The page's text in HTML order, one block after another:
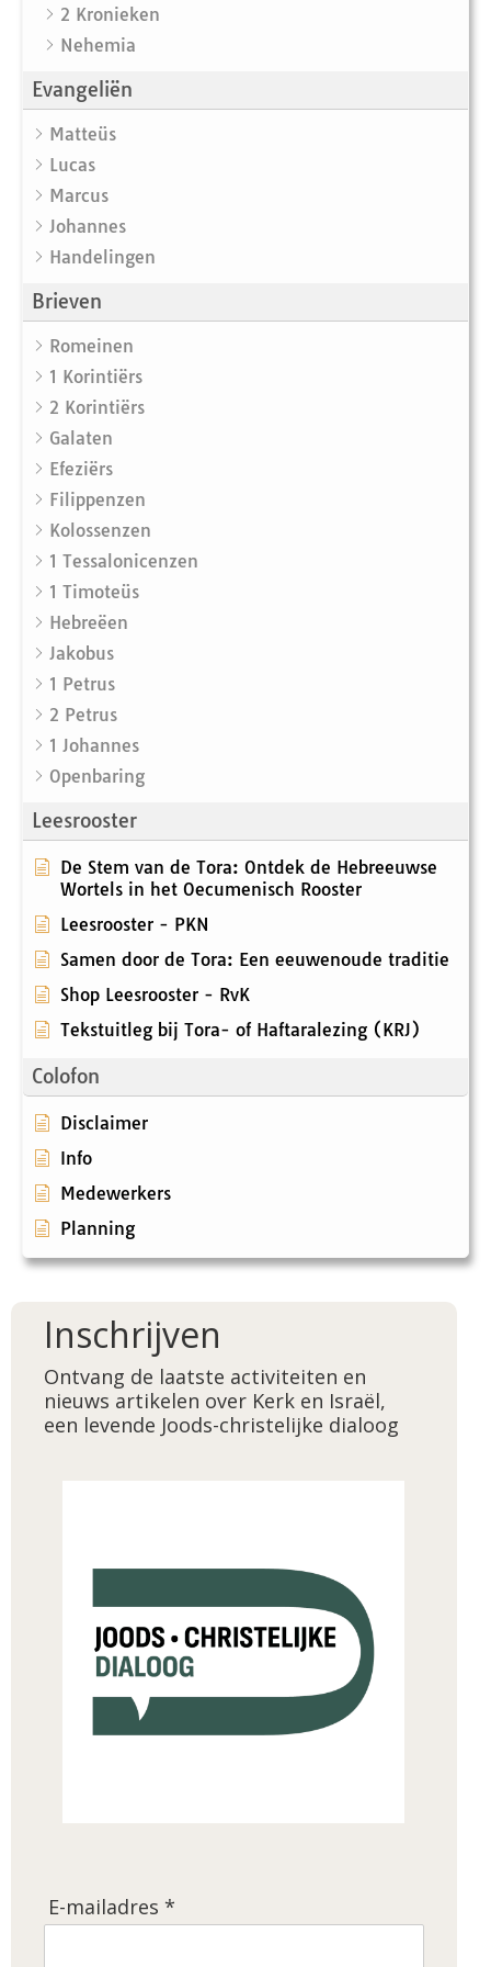
2 Kronieken
Nehemia
Evangeliën
Matteüs
Lucas
Marcus
Johannes
Handelingen
Brieven
Romeinen
1 Korintiërs
2 Korintiërs
Galaten
Efeziërs
Filippenzen
Kolossenzen
1 Tessalonicenzen
1 Timoteüs
Hebreëen
Jakobus
1 Petrus
2 Petrus
1 Johannes
Openbaring
Leesrooster
De Stem van de Tora: Ontdek de Hebreeuwse
Wortels in het Oecumenisch Rooster
Leesrooster - PKN
Samen door de Tora: Een eeuwenoude traditie
Shop Leesrooster - RvK
Tekstuitleg bij Tora- of Haftaralezing (KRJ)
Colofon
Disclaimer
Info
Medewerkers
Planning
Inschrijven
Ontvang de laatste activiteiten en
nieuws artikelen over Kerk en Israël,
een levende Joods-christelijke dialoog
E-mailadres *